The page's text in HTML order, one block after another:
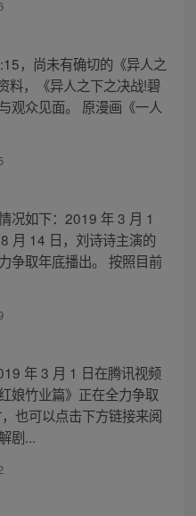
，尚未有确切的《异人之
料，《异人之下之决战!碧
观众见面。 原漫画《一人
况如下：2019 年 3 月 1
月 14 日，刘诗诗主演的
争取年底播出。 按照目前
年 3 月 1 日在腾讯视频
娘竹业篇》正在全力争取
也可以点击下方链接来阅
剧...